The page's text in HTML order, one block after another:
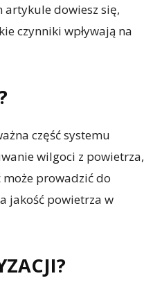
artykule dowiesz się,
czynniki wpływają na
część systemu
wilgoci z powietrza,
prowadzić do
jakość powietrza w